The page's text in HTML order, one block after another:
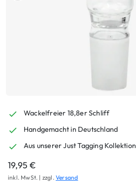
Wackelfreier 18,8er Schliff
Handgemacht in Deutschland
Aus unserer Just Tagging Kollektion
19,95€
inkl. MwSt. | zzgl. Versand